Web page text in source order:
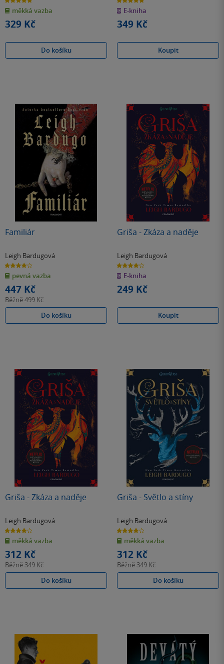
z
5
hvězdiček
měkká vazba
329 Kč
Do košíku
z
5
hvězdiček
E-kniha
349 Kč
Koupit
Familiár
Leigh Bardugová
4.0
z
5
hvězdiček
pevná vazba
447 Kč
Běžně499 Kč
Do košíku
Griša - Zkáza a naděje
Leigh Bardugová
4.2
z
5
hvězdiček
E-kniha
249 Kč
Koupit
Griša - Zkáza a naděje
Leigh Bardugová
4.2
z
5
hvězdiček
měkká vazba
312 Kč
Běžně 349 Kč
Do košíku
Griša - Světlo a stíny
Leigh Bardugová
4.1
z
5
hvězdiček
měkká vazba
312 Kč
Běžně 349 Kč
Do košíku